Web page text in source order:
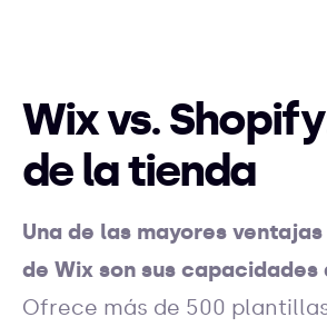
Wix vs.
de la tienda
Una de las mayores ventajas
de Wix son sus capacidades
Ofrece más de 500